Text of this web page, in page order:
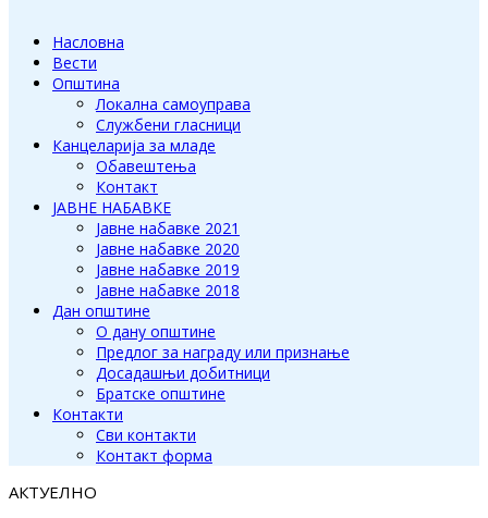
Насловна
Вести
Општина
Локална самоуправа
Службени гласници
Канцеларија за младе
Обавештења
Контакт
ЈАВНЕ НАБАВКЕ
Јавне набавке 2021
Јавне набавке 2020
Јавне набавке 2019
Јавне набавке 2018
Дан општине
О дану општине
Предлог за награду или признање
Досадашњи добитници
Братске општине
Контакти
Сви контакти
Контакт форма
АКТУЕЛНО